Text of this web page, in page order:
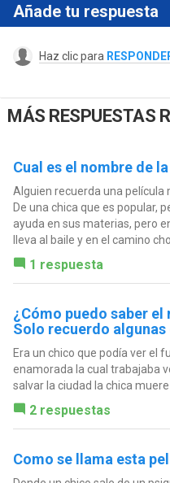
Añade tu respuesta
Haz clic para
MÁS RESPUESTAS
Cual es el nombre de
Alguien recuerda una película
De una chica que es popular,
ayuda en sus materias, pero
lleva al baile y en el camino
1 respuesta
¿Cómo puedo saber el
Solo recuerdo algunas
Era un chico que podía ver el
enamorada la cual trabajaba
salvar la ciudad la chica muere
2 respuestas
Como se llama esta